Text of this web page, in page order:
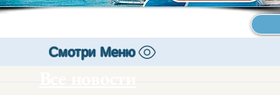
Смотри Меню
Все новости